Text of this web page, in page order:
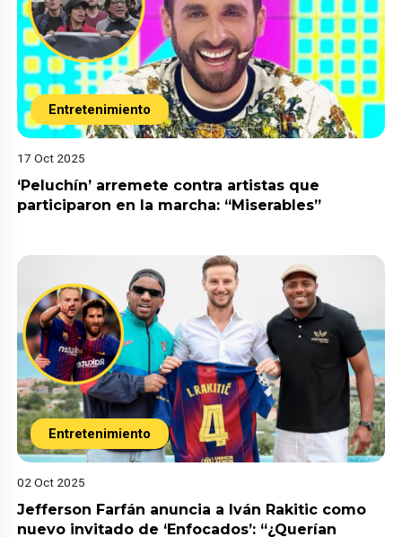
Entretenimiento
17 Oct 2025
‘Peluchín’ arremete contra artistas que
participaron en la marcha: “Miserables”
Entretenimiento
02 Oct 2025
Jefferson Farfán anuncia a Iván Rakitic como
nuevo invitado de ‘Enfocados’: “¿Querían